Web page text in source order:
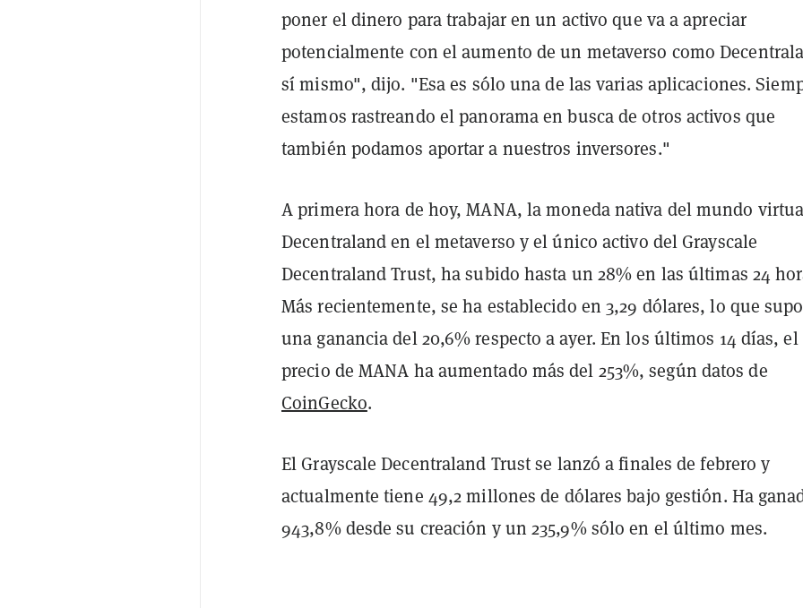
poner el dinero para trabajar en un activo que va a apreciar
potencialmente con el aumento de un metaverso como
sí mismo", dijo. "Esa es sólo una de las varias aplicaciones.
estamos rastreando el panorama en busca de otros activos que
también podamos aportar a nuestros inversores."
A primera hora de hoy, MANA, la moneda nativa del mundo
Decentraland en el metaverso y el único activo del Grayscale
Decentraland Trust, ha subido hasta un 28% en las últimas 24
Más recientemente, se ha establecido en 3,29 dólares, lo que
una ganancia del 20,6% respecto a ayer. En los últimos 14 días, el
precio de MANA ha aumentado más del 253%, según datos de
CoinGecko.
El Grayscale Decentraland Trust se lanzó a finales de febrero y
actualmente tiene 49,2 millones de dólares bajo gestión. Ha
943,8% desde su creación y un 235,9% sólo en el último mes.